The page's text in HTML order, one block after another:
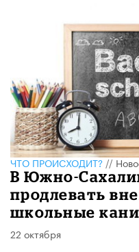
ЧТО ПРОИСХОДИТ?//
В Южно-
продлевать
школьные
22 октября